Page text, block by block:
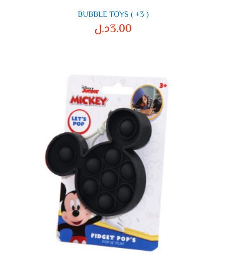
BUBBLE TOYS ( +3 )
3.00د.ل